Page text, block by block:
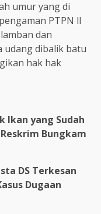
umur yang di
PTPN ll
dan
udang dibalik batu
hak hak
Ikan yang Sudah
Bungkam
DS Terkesan
Dugaan